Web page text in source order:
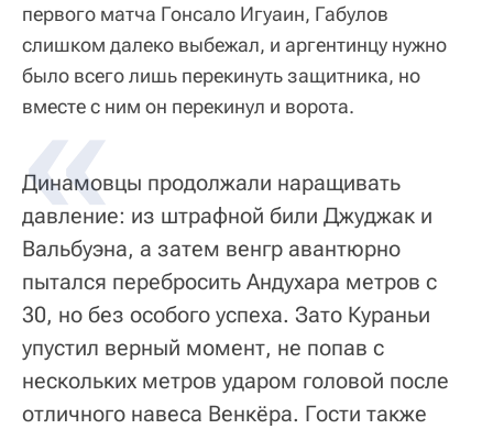
первого матча Гонсало Игуаин, Габулов
слишком далеко выбежал, и аргентинцу нужно
было всего лишь перекинуть защитника, но
вместе с ним он перекинул и ворота.
Динамовцы продолжали наращивать
давление: из штрафной били Джуджак и
Вальбуэна, а затем венгр авантюрно
пытался перебросить Андухара метров с
30, но без особого успеха. Зато Кураньи
упустил верный момент, не попав с
нескольких метров ударом головой после
отличного навеса Венкёра. Гости также